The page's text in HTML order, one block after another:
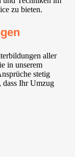
zu bieten.
aller
in unserem
stetig
dass Ihr Umzug